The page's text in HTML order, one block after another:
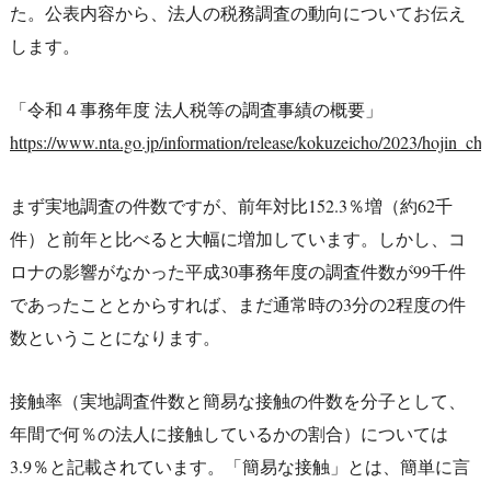
た。公表内容から、法人の税務調査の動向についてお伝え
します。
「令和４事務年度 法人税等の調査事績の概要」
https://www.nta.go.jp/information/release/kokuzeicho/2023/
まず実地調査の件数ですが、前年対比152.3％増（約62千
件）と前年と比べると大幅に増加しています。しかし、コ
ロナの影響がなかった平成30事務年度の調査件数が99千件
であったこととからすれば、まだ通常時の3分の2程度の件
数ということになります。
接触率（実地調査件数と簡易な接触の件数を分子として、
年間で何％の法人に接触しているかの割合）については
3.9％と記載されています。「簡易な接触」とは、簡単に言